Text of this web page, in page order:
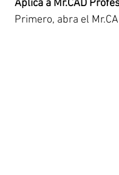
Aplica a Mr.CAD
Primero, abra el